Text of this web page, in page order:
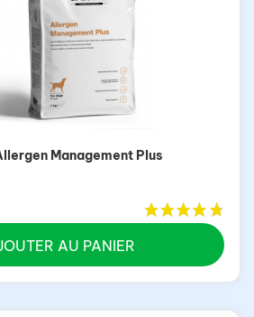
Management Plus
AU PANIER